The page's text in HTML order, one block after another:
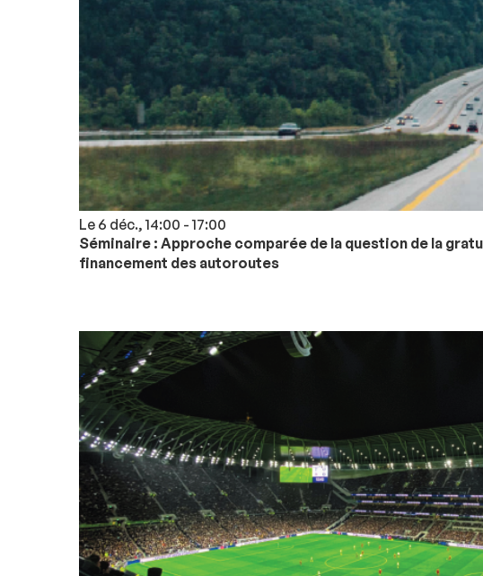
Le 6 déc., 14:00 - 17:00
Séminaire : Approche comparée de la question de la
financement des autoroutes